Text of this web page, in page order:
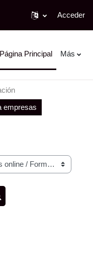
Acceder
Página Principal Más
empresas
cursos